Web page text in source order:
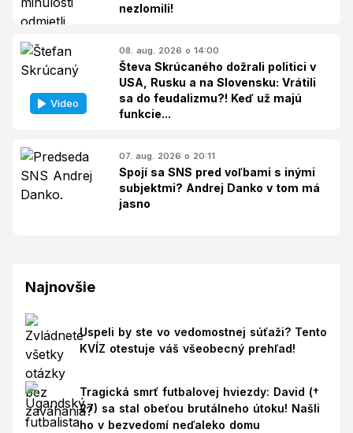
nezlomili!
Video
08. aug. 2026 o 14:00
Števa Skrúcaného dožrali politici v
USA, Rusku a na Slovensku: Vrátili
sa do feudalizmu?! Keď už majú
funkcie...
07. aug. 2026 o 20:11
Spojí sa SNS pred voľbami s inými
subjektmi? Andrej Danko v tom má
jasno
Najnovšie
Uspeli by ste vo vedomostnej súťaži? Tento
KVÍZ otestuje váš všeobecný prehľad!
Tragická smrť futbalovej hviezdy: David (†
27) sa stal obeťou brutálneho útoku! Našli
ho v bezvedomí neďaleko domu